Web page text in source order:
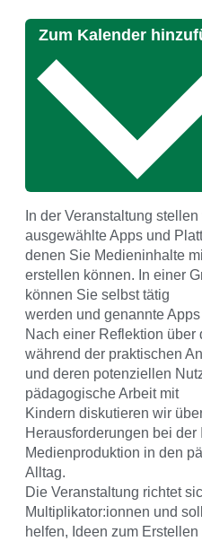
In der Veranstaltung
ausgewählte Apps und
denen Sie Medieninhalte
erstellen können. In einer
können Sie selbst tätig
werden und genannte
Nach einer Reflektion über
während der praktischen
und deren potenziellen
pädagogische Arbeit mit
Kindern diskutieren wir
Herausforderungen bei der
Medienproduktion in den
Alltag.
Die Veranstaltung richtet
Multiplikator:ionnen und
helfen, Ideen zum